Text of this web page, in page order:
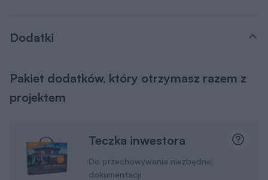
Dodatki
Pakiet dodatków, który otrzymasz razem z
projektem
Teczka inwestora
Do przechowywania niezbędnej
dokumentacji